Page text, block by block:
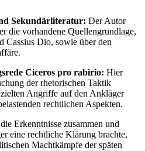
Sekundärliteratur: Der Autor
die vorhandene Quellengrundlage,
Cassius Dio, sowie über den
Ciceros pro rabirio: Hier
der rhetorischen Taktik
Angriffe auf den Ankläger
rechtlichen Aspekten.
Erkenntnisse zusammen und
eine rechtliche Klärung brachte,
Machtkämpfe der späten